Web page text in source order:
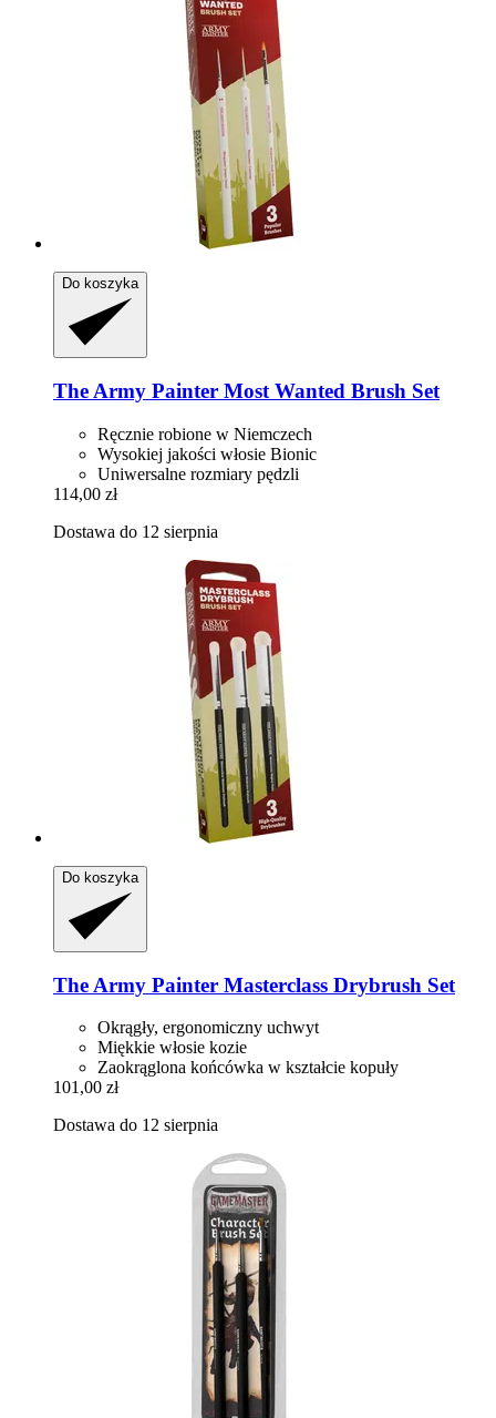
Do koszyka
The Army Painter Most Wanted Brush Set
Ręcznie robione w Niemczech
Wysokiej jakości włosie Bionic
Uniwersalne rozmiary pędzli
114,00 zł
Dostawa do 12 sierpnia
Do koszyka
The Army Painter Masterclass Drybrush Set
Okrągły, ergonomiczny uchwyt
Miękkie włosie kozie
Zaokrąglona końcówka w kształcie kopuły
101,00 zł
Dostawa do 12 sierpnia